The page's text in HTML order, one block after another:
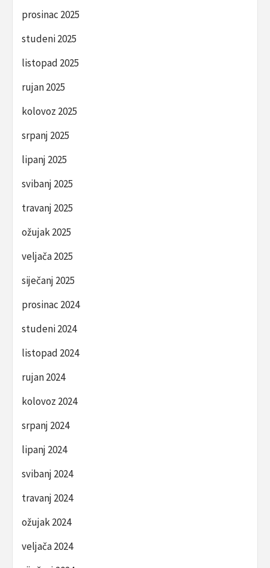
prosinac 2025
studeni 2025
listopad 2025
rujan 2025
kolovoz 2025
srpanj 2025
lipanj 2025
svibanj 2025
travanj 2025
ožujak 2025
veljača 2025
siječanj 2025
prosinac 2024
studeni 2024
listopad 2024
rujan 2024
kolovoz 2024
srpanj 2024
lipanj 2024
svibanj 2024
travanj 2024
ožujak 2024
veljača 2024